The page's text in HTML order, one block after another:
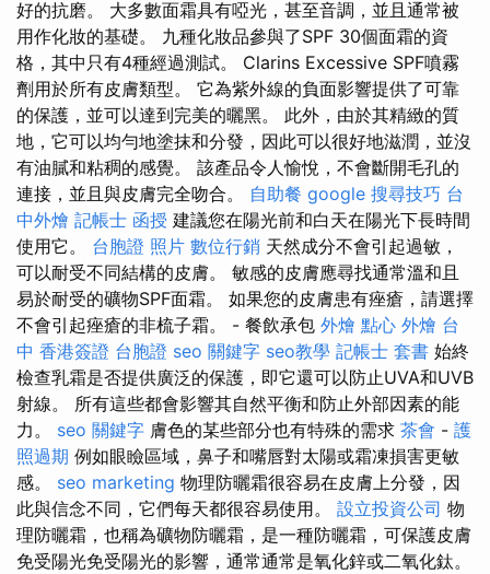
好的抗磨。 大多數面霜具有啞光，甚至音調，並且通常被
用作化妝的基礎。 九種化妝品參與了SPF 30個面霜的資
格，其中只有4種經過測試。 Clarins Excessive SPF噴霧
劑用於所有皮膚類型。 它為紫外線的負面影響提供了可靠
的保護，並可以達到完美的曬黑。 此外，由於其精緻的質
地，它可以均勻地塗抹和分發，因此可以很好地滋潤，並沒
有油膩和粘稠的感覺。 該產品令人愉悅，不會斷開毛孔的
連接，並且與皮膚完全吻合。 自助餐 google 搜尋技巧 台
中外燴 記帳士 函授 建議您在陽光前和白天在陽光下長時間
使用它。 台胞證 照片 數位行銷 天然成分不會引起過敏，
可以耐受不同結構的皮膚。 敏感的皮膚應尋找通常溫和且
易於耐受的礦物SPF面霜。 如果您的皮膚患有痤瘡，請選擇
不會引起痤瘡的非梳子霜。 - 餐飲承包 外燴 點心 外燴 台
中 香港簽證 台胞證 seo 關鍵字 seo教學 記帳士 套書 始終
檢查乳霜是否提供廣泛的保護，即它還可以防止UVA和UVB
射線。 所有這些都會影響其自然平衡和防止外部因素的能
力。 seo 關鍵字 膚色的某些部分也有特殊的需求 茶會 - 護
照過期 例如眼瞼區域，鼻子和嘴唇對太陽或霜凍損害更敏
感。 seo marketing 物理防曬霜很容易在皮膚上分發，因
此與信念不同，它們每天都很容易使用。 設立投資公司 物
理防曬霜，也稱為礦物防曬霜，是一種防曬霜，可保護皮膚
免受陽光免受陽光的影響，通常通常是氧化鋅或二氧化鈦。